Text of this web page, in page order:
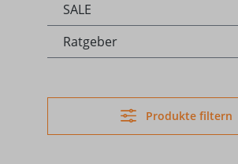
SALE
Ratgeber
Produkte filtern